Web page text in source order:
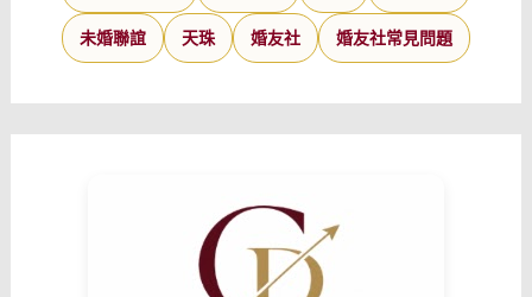
未婚聯誼 天珠 婚友社 婚友社常見問題